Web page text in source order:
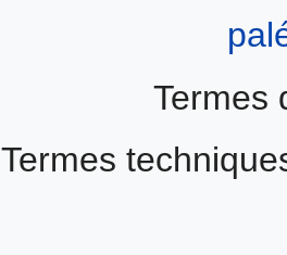
Termes
Termes